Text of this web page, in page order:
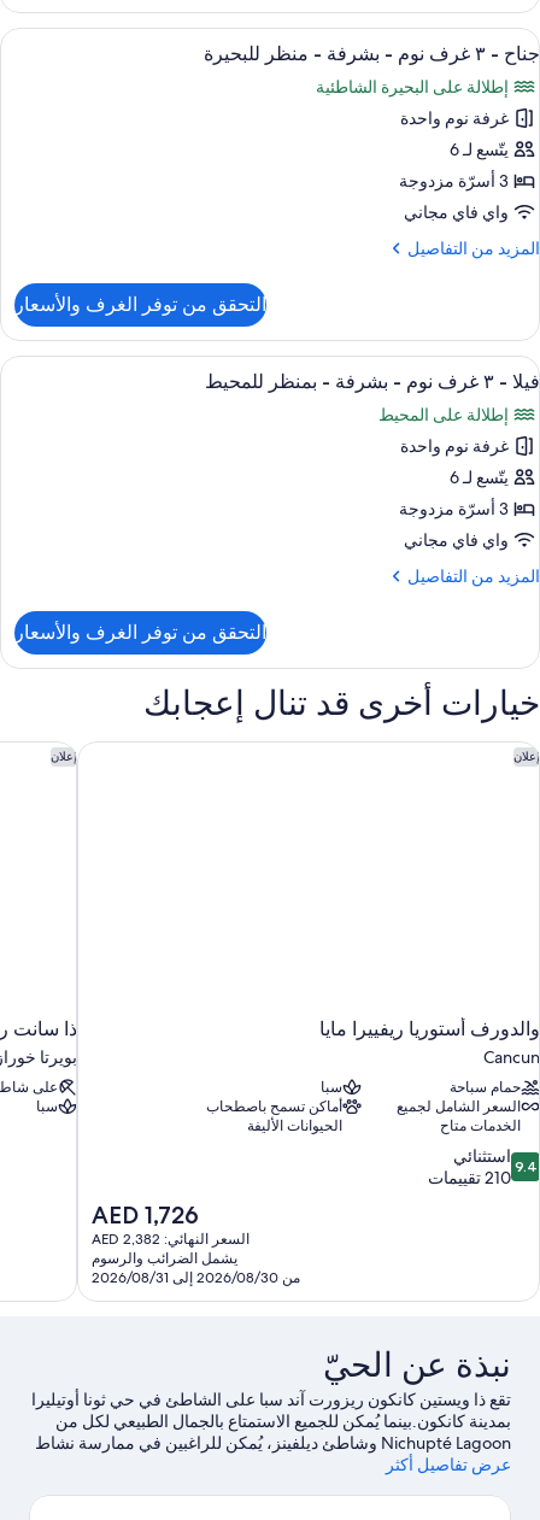
منظر
للبحيرة
جناح
غرفتا
-
بشرفة
منظر
للبحيرة
استعراض
جميع
صور
جناح
-
٣
غرف
نوم
-
منظر
للبحيرة
أسرّة بطبقة علوية مريحة وخزنة داخل
22
جناح - ٣ غرف نوم - بشرفة - منظر للبحيرة
إطلالة على البحيرة الشاطئية
غرفة نوم واحدة
يتّسع لـ 6
3 أسرّة مزدوجة
واي فاي مجاني
المزيد من التفاصيل
المزيد
جناح
٣
نوم
بشرفة
-
منظر
للبحيرة
التحقق من توفر الغرف والأسعار
استعراض
جميع
صور
فيلا
-
٣
غرف
نوم
-
بمنظر
للمحيط
أسرّة بطبقة علوية مريحة وخزنة داخل
24
فيلا - ٣ غرف نوم - بشرفة - بمنظر للمحيط
إطلالة على المحيط
غرفة نوم واحدة
يتّسع لـ 6
3 أسرّة مزدوجة
واي فاي مجاني
المزيد من التفاصيل
المزيد
فيلا
٣
غرف
نوم
-
التحقق من توفر الغرف والأسعار
خيارات أخرى قد تنال إعجابك
إعلان
والدورف أستوريا ريفييرا مايا
Cancun
حمام سباحة
سبا
السعر الشامل لجميع
الخدمات متاح
أماكن تسمح باصطحاب
الحيوانات الأليفة
9.4
من
9.4 استثنائي
210 تقييمات
السعر
الحالي
هو
AED
1,726
AED 1,726
السعر النهائي: AED 2,382
يشمل الضرائب والرسوم
من 2026/08/30 إلى 2026/08/31
والدورف أستوريا ريفييرا مايا إعلان
ذا سانت
بويرتا
على
سبا
ذا سانت
نبذة عن الحيّ
تقع ذا ويستين كانكون ريزورت آند سبا ‏على الشاطئ في حي ثونا أوتيليرا
بمدينة كانكون.بينما يُمكن للجميع الاستمتاع بالجمال الطبيعي لكل من
Nichupté Lagoon وشاطئ ديلفينز، يُمكن للراغبين في ممارسة نشاط
ما زيارة أكاوورلد.يُعد كل من أطلال إل راي ومركز الجزيرة التجاري
التجديف، والغوص باستخدام المعدات، والغوص بأنبوب التنفس في
عرض تفاصيل أكثر